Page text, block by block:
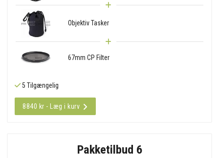
Objektiv Tasker
67mm CP Filter
5 Tilgængelig
8840 kr - Læg i kurv
Pakketilbud 6